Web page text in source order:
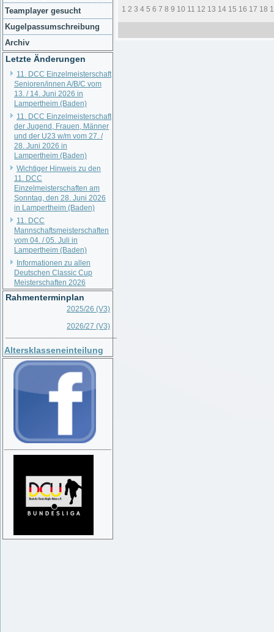
Teamplayer gesucht
Kugelpassumschreibung
Archiv
Letzte Änderungen
11. DCC Einzelmeisterschaft
Senioren/innen A/B/C vom
13. / 14. Juni 2026 in
Lampertheim (Baden)
11. DCC Einzelmeisterschaft
der Jugend, Frauen, Männer
und der U23 w/m vom 27. /
28. Juni 2026 in
Lampertheim (Baden)
Wichtiger Hinweis zu den
11. DCC
Einzelmeisterschaften am
Sonntag, den 28. Juni 2026
in Lampertheim (Baden)
11. DCC
Mannschaftsmeisterschaften
vom 04. / 05. Juli in
Lampertheim (Baden)
Informationen zu allen
Deutschen Classic Cup
Meisterschaften 2026
Rahmenterminplan
2025/26 (V3)
2026/27 (V3)
Altersklasseneinteilung
1 2 3 4 5 6 7 8 9 10 11 12 13 14 15 16 17 18